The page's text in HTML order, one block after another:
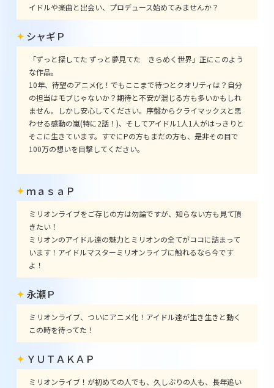
イドルや楽曲と出会い、プロデュース始めてみませんか？
シャギＰ
「ずっと探してた ずっと夢見てた きらめく世界」正にこのよう
な作品。
10年、待望のアニメ化！でもここまで待つとクオリティは？自分
の担当はモブじゃないか？期待と不安が混じる方も多いかもしれ
ません。しかし安心してください。序盤からクライマックスと思
わせる感動の嵐(特に2話！)、そしてアイドル1人1人がはっきりと
そこに生きています。すでにPの方もまだの方も、是非その目で
100万の想いを目撃してください。
ｍａｓａＰ
ミリオンライブをご存じの方は勿論ですが、知らない方も見て頂
きたい！
ミリオンのアイドル達の魅力とミリオンの全てがココに詰まって
います！アイドルマスターミリオンライブに触れるなら今です
よ！
永瀬Ｐ
ミリオンライブ、ついにアニメ化！アイドル達が生き生きと動く
この時を待ってた！
ＹＵＴＡＫＡＰ
ミリオンライブ！が初めての人でも、久しぶりの人も、長年追い